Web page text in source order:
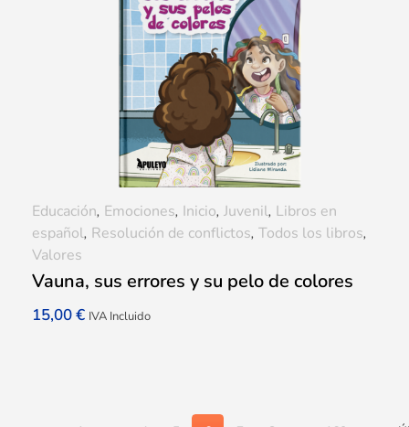
Vauna, sus errores y su pelo de colores
15,00€ IVA Incluido
Educación, Emociones, Inicio, Juvenil, Libros en
español, Resolución de conflictos, Todos los libros,
Valores